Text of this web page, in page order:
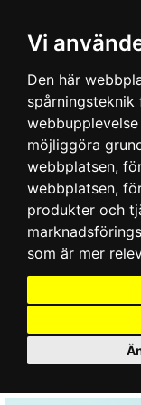
Vi
Den här
möjliggöra
webbplatsen,
webbplatsen,
produkter och
som är mer